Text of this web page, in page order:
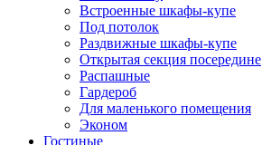
Встроенные шкафы-купе
Под потолок
Раздвижные шкафы-купе
Открытая секция посередине
Распашные
Гардероб
Для маленького помещения
Эконом
Гостиные